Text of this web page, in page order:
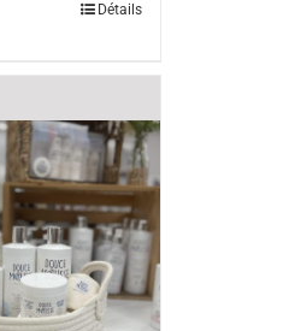
Détails